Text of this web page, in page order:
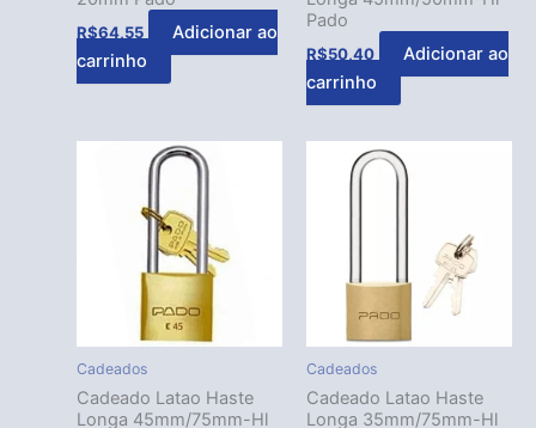
R$64,55
Adicionar ao
carrinho
Pado
R$50,40
Adicionar ao
carrinho
Cadeados
Cadeado Latao Haste
Longa 45mm/75mm-Hl
Cadeados
Cadeado Latao Haste
Longa 35mm/75mm-Hl